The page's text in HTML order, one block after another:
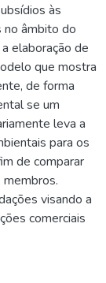
às
no âmbito do
elaboração de
que mostra
de forma
se um
leva a
para os
de comparar
visando a
comerciais